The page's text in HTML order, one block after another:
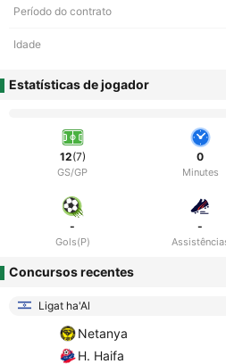
Período do contrato
Idade
Estatísticas de jogador
12(7)
GS/GP
0
Minutes
-
Gols(P)
-
Concursos recentes
Ligat ha'Al
Netanya
H. Haifa